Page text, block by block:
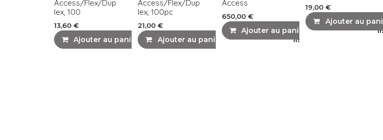
Access/Flex/Dup
lex, 100
13,60 €
Ajouter au panier Ajouter à la liste de souhaits
Access/Flex/Dup
lex, 100pc
21,00 €
Ajouter au panier Ajouter à la liste de souhaits
Access
650,00€
Ajouter au panier Ajouter à la
19,00 €
Ajouter au